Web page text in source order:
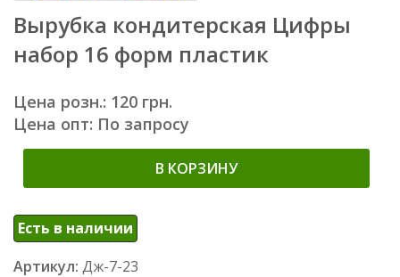
Вырубка кондитерская Цифры
набор 16 форм пластик
Цена розн.: 120 грн.
Цена опт: По запросу
В КОРЗИНУ
Есть в наличии
Артикул: Дж-7-23